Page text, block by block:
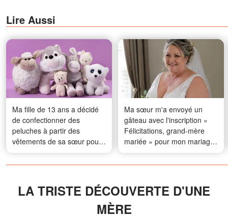
Lire Aussi
Ma fille de 13 ans a décidé
de confectionner des
peluches à partir des
vêtements de sa sœur pour
les offrir à d'autres enfants –
Dans la poche d'un
jamais vu auparavant
Ma sœur m'a envoyé un
gâteau avec l'inscription «
Félicitations, grand-mère
mariée » pour mon mariage
à 56 ans – Ce que mon mari
en a fait a laissé tout le
LA TRISTE DÉCOUVERTE D'UNE
MÈRE